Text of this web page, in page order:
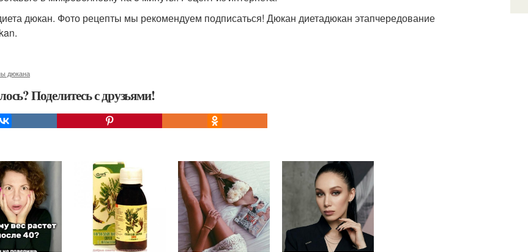
дюкан. Фото рецепты мы рекомендуем подписаться! Дюкан диетадюкан этапчередование
дюкана
Поделитесь с друзьями!